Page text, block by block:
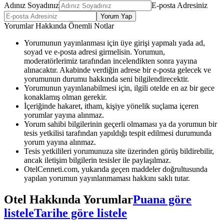
Adınız Soyadınız E-posta Adresiniz
Yorum Yap
Yorumlar Hakkında Önemli Notlar
Yorumunun yayınlanması için üye girişi yapmalı yada ad,
soyad ve e-posta adresi girmelisin. Yorumun,
moderatörlerimiz tarafından incelendikten sonra yayına
alınacaktır. Akabinde verdiğin adrese bir e-posta gelecek ve
yorumunun durumu hakkında seni bilgilendirecektir.
Yorumunun yayınlanabilmesi için, ilgili otelde en az bir gece
konaklamış olman gerekir.
İçeriğinde hakaret, itham, kişiye yönelik suçlama içeren
yorumlar yayına alınmaz.
Yorum sahibi bilgilerinin geçerli olmaması ya da yorumun bir
tesis yetkilisi tarafından yapıldığı tespit edilmesi durumunda
yorum yayına alınmaz.
Tesis yetkilileri yorumunuza site üzerinden görüş bildirebilir,
ancak iletişim bilgilerin tesisler ile paylaşılmaz.
OtelCenneti.com, yukarıda geçen maddeler doğrultusunda
yapılan yorumun yayınlanmaması hakkını saklı tutar.
Otel Hakkında YorumlarPuana göre
listeleTarihe göre listele